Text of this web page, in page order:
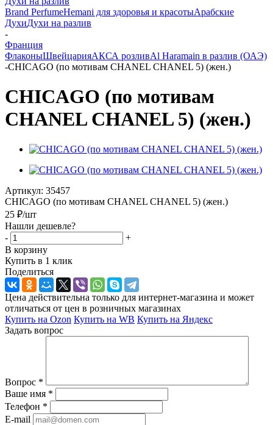
Brand PerfumeHemani для здоровья и красотыАрабские
ДухиДухи на разлив
-
Франция
ФлаконыШвейцарияАКСА розливAl Haramain в разлив (ОАЭ)
-CHICAGO (по мотивам CHANEL CHANEL 5) (жен.)
CHICAGO (по мотивам
CHANEL CHANEL 5) (жен.)
Артикул: 35457
CHICAGO (по мотивам CHANEL CHANEL 5) (жен.)
25 ₽/шт
Нашли дешевле?
-
+
В корзину
Купить в 1 клик
Поделиться
Цена действительна только для интернет-магазина и может
отличаться от цен в розничных магазинах
Купить на Ozon Купить на WB Купить на Яндекс
Задать вопрос
Вопрос *
Ваше имя *
Телефон *
E-mail